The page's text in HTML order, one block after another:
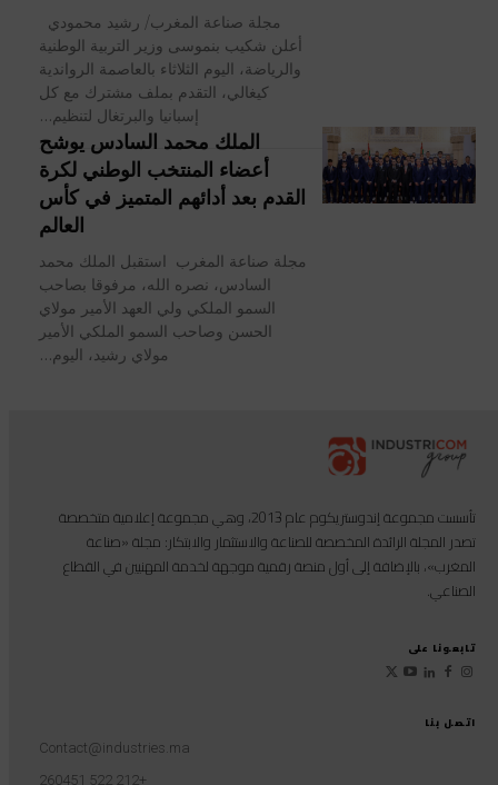
مجلة صناعة المغرب/ رشيد محمودي
أعلن شكيب بنموسى وزير التربية الوطنية
والرياضة، اليوم الثلاثاء بالعاصمة الرواندية
كيغالي، التقدم بملف مشترك مع كل
إسبانيا والبرتغال لتنظيم...
الملك محمد السادس يوشح
أعضاء المنتخب الوطني لكرة
القدم بعد أدائهم المتميز في كأس
العالم
مجلة صناعة المغرب استقبل الملك محمد
السادس، نصره الله، مرفوقا بصاحب
السمو الملكي ولي العهد الأمير مولاي
الحسن وصاحب السمو الملكي الأمير
مولاي رشيد، اليوم...
اتصل بنا
Contact@industries.ma
+212 522 260451
تأسست مجموعة إندوستريكوم عام 2013، وهي مجموعة إعلامية متخصصة
تصدر المجلة الرائدة المخصصة للصناعة والاستثمار والابتكار: مجلة «صناعة
المغرب»، بالإضافة إلى أول منصة رقمية موجهة لخدمة المهنيين في القطاع
الصناعي.
تابعونا على